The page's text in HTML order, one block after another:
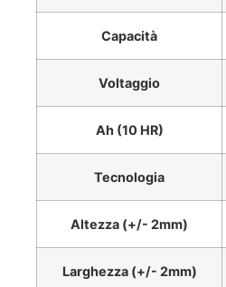
Capacità
Voltaggio
Ah (10 HR)
Tecnologia
Altezza (+/- 2mm)
Larghezza (+/- 2mm)